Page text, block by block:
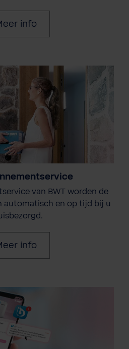
info
van BWT worden de
automatisch en op tijd bij u
info